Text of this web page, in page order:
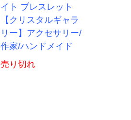
イト ブレスレット
【クリスタルギャラ
リー】アクセサリー/
作家/ハンドメイド
売り切れ